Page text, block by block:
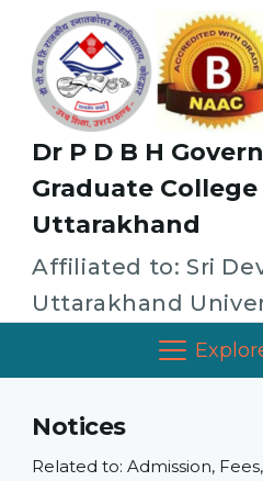
Affiliated to: Sri
Uttarakhand
Dr P D B H
Graduate
Uttarakhand
Notices
Related to: Admission,